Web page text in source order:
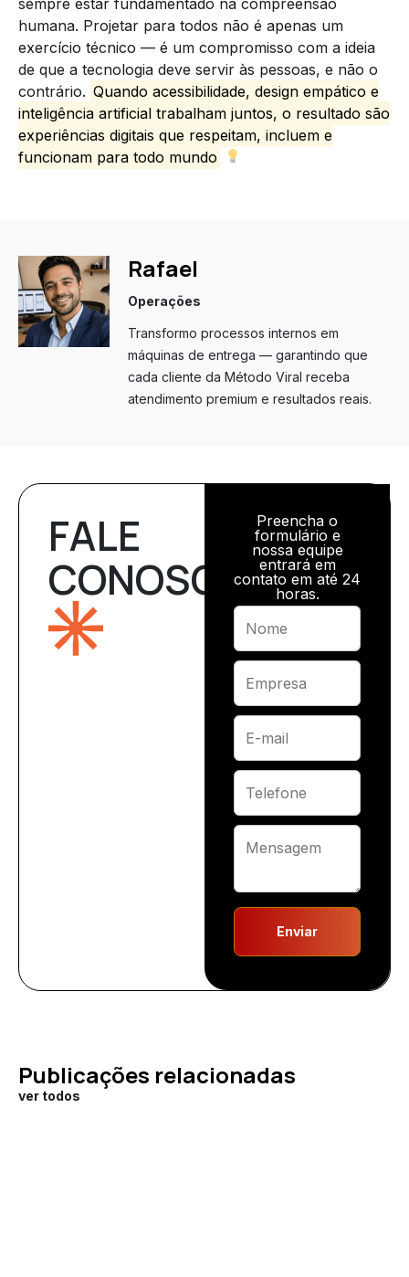
humana. Projetar para todos não é apenas um
exercício técnico — é um compromisso com a ideia
de que a tecnologia deve servir às pessoas, e não o
contrário. Quando acessibilidade, design empático e
inteligência artificial trabalham juntos, o resultado são
experiências digitais que respeitam, incluem e
funcionam para todo mundo
Rafael
Operações
Transformo processos internos em
máquinas de entrega — garantindo que
cada cliente da Método Viral receba
atendimento premium e resultados reais.
FALE
CONOSCO
Preencha o
formulário e
nossa equipe
entrará em
contato em até 24
horas.
Enviar
Publicações relacionadas
ver todos